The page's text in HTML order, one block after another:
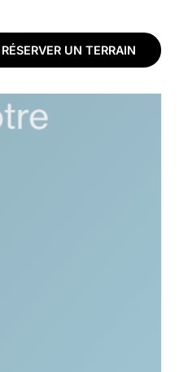
RÉSERVER UN TERRAIN